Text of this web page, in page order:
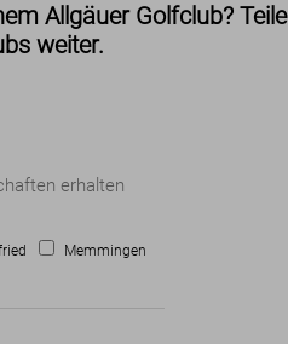
Allgäuer Golfclub? Teile
weiter.
erhalten
Memmingen